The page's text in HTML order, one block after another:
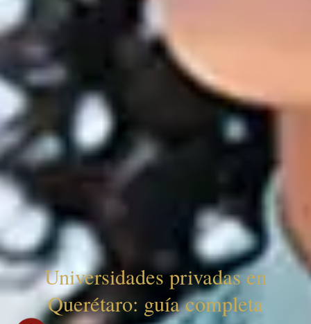
Universidades privadas en
Querétaro: guía completa